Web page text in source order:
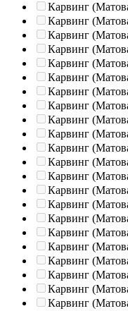
Карвинг
Карвинг
Карвинг
Карвинг
Карвинг
Карвинг
Карвинг
Карвинг
Карвинг
Карвинг
Карвинг
Карвинг
Карвинг
Карвинг
Карвинг
Карвинг
Карвинг
Карвинг
Карвинг
Карвинг
Карвинг
Карвинг